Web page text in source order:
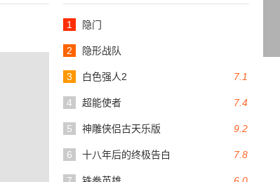
1 隐门
2 隐形战队
7.1
3 白色强人2
7.4
4 超能使者
9.2
5 神雕侠侣古天乐版
7.8
6 十八年后的终极告白